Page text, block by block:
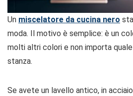
Un miscelatore da cucina nero
moda. Il motivo è semplice: è un
molti altri colori e non importa
stanza.
Se avete un lavello antico, in